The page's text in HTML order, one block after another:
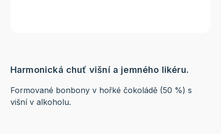
Harmonická chuť višní a jemného likéru.
Formované bonbony v hořké čokoládě (50 %) s
višní v alkoholu.